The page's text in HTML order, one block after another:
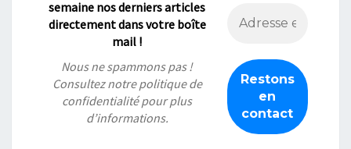
semaine nos derniers articles
directement dans votre boîte
mail !
Nous ne spammons pas !
Consultez notrepolitique de
confidentialitépour plus
d’informations.